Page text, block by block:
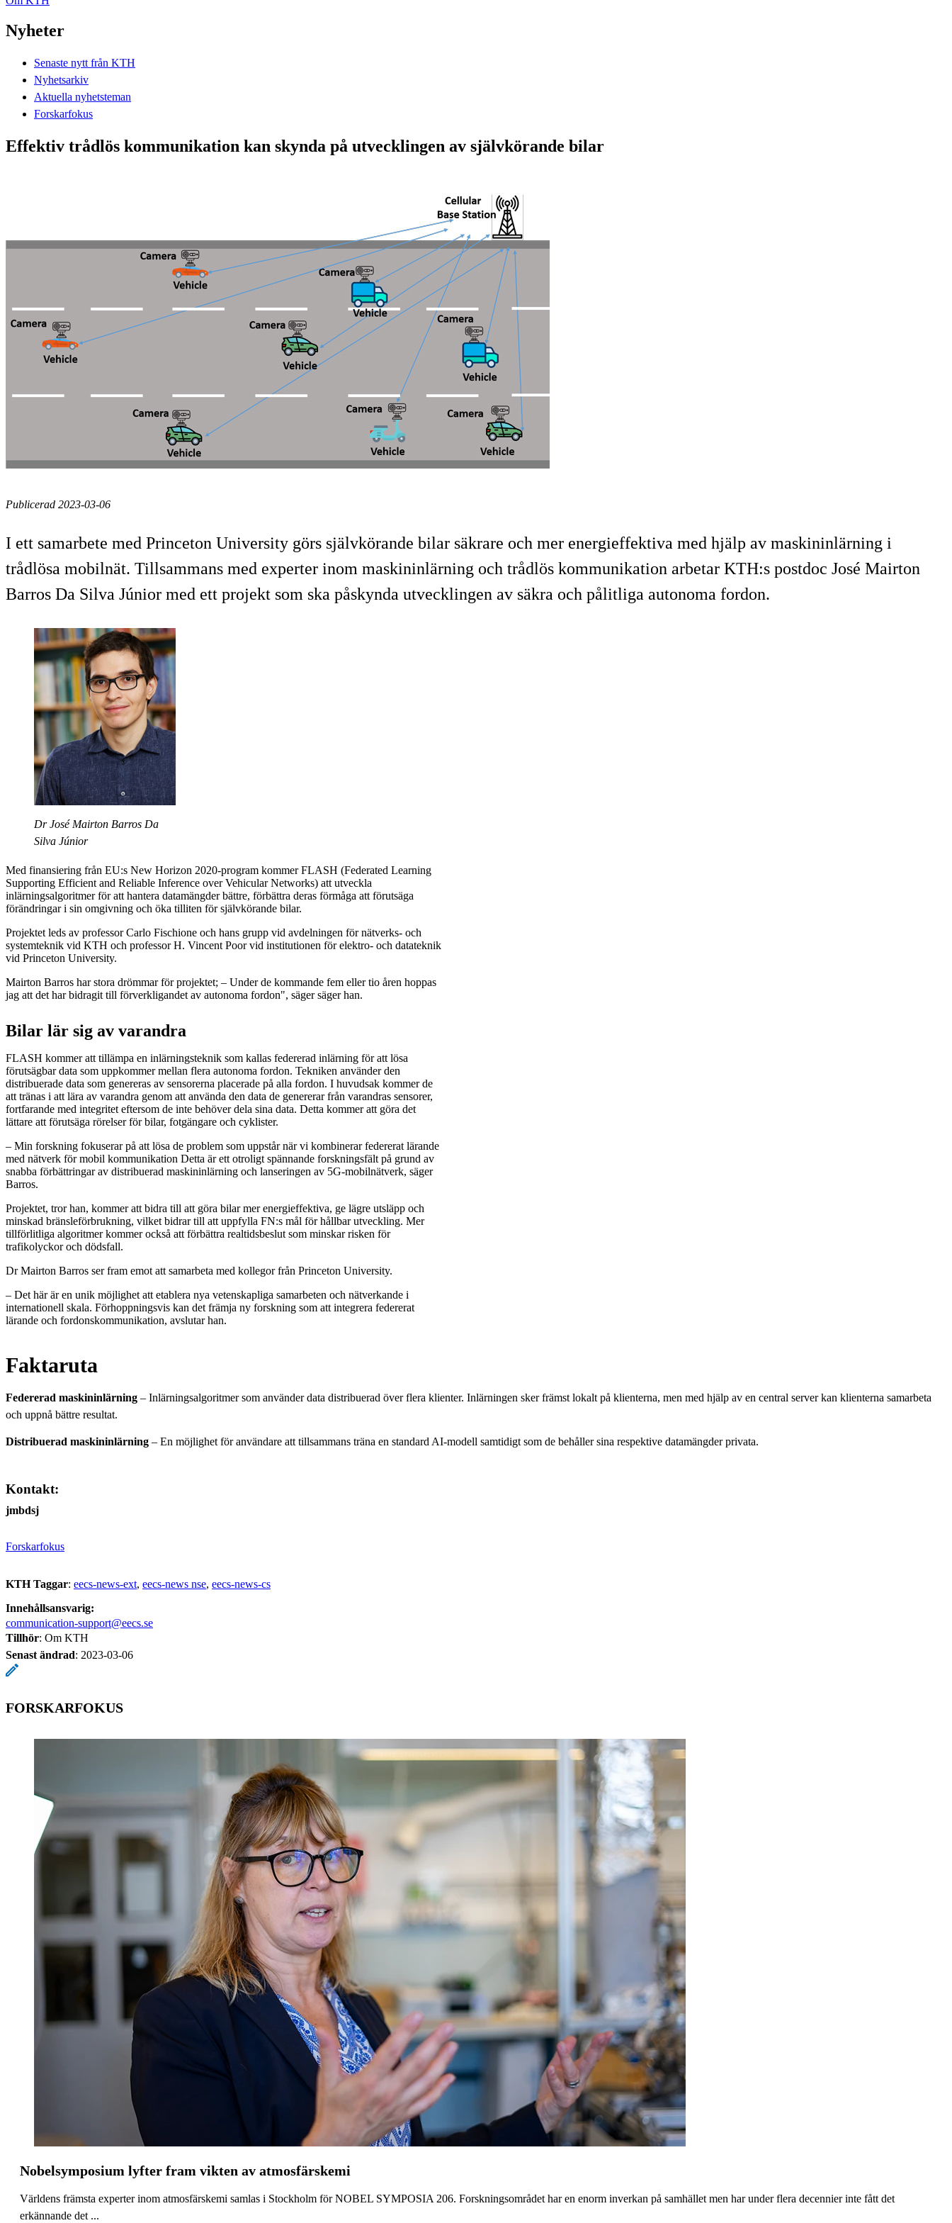
Nyheter
Senaste nytt från KTH
Nyhetsarkiv
Aktuella nyhetsteman
Forskarfokus
Effektiv trådlös kommunikation kan skynda på utvecklingen av självkörande bilar
Publicerad 2023-03-06
I ett samarbete med Princeton University görs självkörande bilar säkrare och mer energieffektiva med hjälp av maskininlärning i
trådlösa mobilnät. Tillsammans med experter inom maskininlärning och trådlös kommunikation arbetar KTH:s postdoc José Mairton
Barros Da Silva Júnior med ett projekt som ska påskynda utvecklingen av säkra och pålitliga autonoma fordon.
Dr José Mairton Barros Da
Silva Júnior
Med finansiering från EU:s New Horizon 2020-program kommer FLASH (Federated Learning
Supporting Efficient and Reliable Inference over Vehicular Networks) att utveckla
inlärningsalgoritmer för att hantera datamängder bättre, förbättra deras förmåga att förutsäga
förändringar i sin omgivning och öka tilliten för självkörande bilar.
Projektet leds av professor Carlo Fischione och hans grupp vid avdelningen för nätverks- och
systemteknik vid KTH och professor H. Vincent Poor vid institutionen för elektro- och datateknik
vid Princeton University.
Mairton Barros har stora drömmar för projektet; – Under de kommande fem eller tio åren hoppas
jag att det har bidragit till förverkligandet av autonoma fordon", säger säger han.
Bilar lär sig av varandra
FLASH kommer att tillämpa en inlärningsteknik som kallas federerad inlärning för att lösa
förutsägbar data som uppkommer mellan flera autonoma fordon. Tekniken använder den
distribuerade data som genereras av sensorerna placerade på alla fordon. I huvudsak kommer de
att tränas i att lära av varandra genom att använda den data de genererar från varandras sensorer,
fortfarande med integritet eftersom de inte behöver dela sina data. Detta kommer att göra det
lättare att förutsäga rörelser för bilar, fotgängare och cyklister.
– Min forskning fokuserar på att lösa de problem som uppstår när vi kombinerar federerat lärande
med nätverk för mobil kommunikation Detta är ett otroligt spännande forskningsfält på grund av
snabba förbättringar av distribuerad maskininlärning och lanseringen av 5G-mobilnätverk, säger
Barros.
Projektet, tror han, kommer att bidra till att göra bilar mer energieffektiva, ge lägre utsläpp och
minskad bränsleförbrukning, vilket bidrar till att uppfylla FN:s mål för hållbar utveckling. Mer
tillförlitliga algoritmer kommer också att förbättra realtidsbeslut som minskar risken för
trafikolyckor och dödsfall.
Dr Mairton Barros ser fram emot att samarbeta med kollegor från Princeton University.
– Det här är en unik möjlighet att etablera nya vetenskapliga samarbeten och nätverkande i
internationell skala. Förhoppningsvis kan det främja ny forskning som att integrera federerat
lärande och fordonskommunikation, avslutar han.
Faktaruta
Federerad maskininlärning – Inlärningsalgoritmer som använder data distribuerad över flera klienter. Inlärningen sker främst lokalt på klienterna, men med hjälp av en central server kan klienterna samarbeta
och uppnå bättre resultat.
Distribuerad maskininlärning – En möjlighet för användare att tillsammans träna en standard AI-modell samtidigt som de behåller sina respektive datamängder privata.
Kontakt:
jmbdsj
Forskarfokus
KTH Taggar: eecs-news-ext eecs-news nse eecs-news-cs
Innehållsansvarig:
communication-support@eecs.se
Tillhör: Om KTH
Senast ändrad: 2023-03-06
FORSKARFOKUS
Nobelsymposium lyfter fram vikten av atmosfärskemi
Världens främsta experter inom atmosfärskemi samlas i Stockholm för NOBEL SYMPOSIA 206. Forskningsområdet har en enorm inverkan på samhället men har under flera decennier inte fått det
erkännande det ...